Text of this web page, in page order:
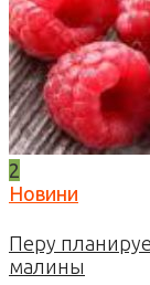
2
Новини
Перу
малины